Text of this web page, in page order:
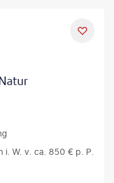
i. W. v. ca. 850 € p. P.